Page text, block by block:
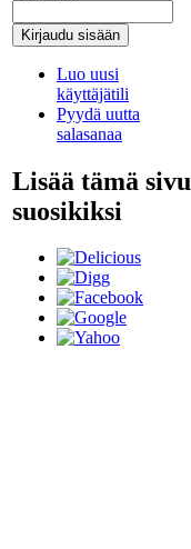
Luo uusi
käyttäjätili
Pyydä uutta
salasanaa
Lisää tämä sivu
suosikiksi